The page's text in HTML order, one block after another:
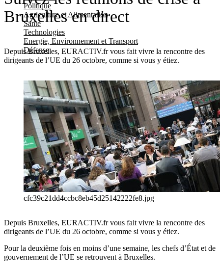
Politique
Agriculture et Alimentation
Santé
Technologies
Energie, Environnement et Transport
Défense
Bruxelles en direct
Depuis Bruxelles, EURACTIV.fr vous fait vivre la rencontre des
dirigeants de l’UE du 26 octobre, comme si vous y étiez.
cfc39c21dd4ccbc8eb45d25142222fe8.jpg
Depuis Bruxelles, EURACTIV.fr vous fait vivre la rencontre des
dirigeants de l’UE du 26 octobre, comme si vous y étiez.
Pour la deuxième fois en moins d’une semaine, les chefs d’État et de
gouvernement de l’UE se retrouvent à Bruxelles.